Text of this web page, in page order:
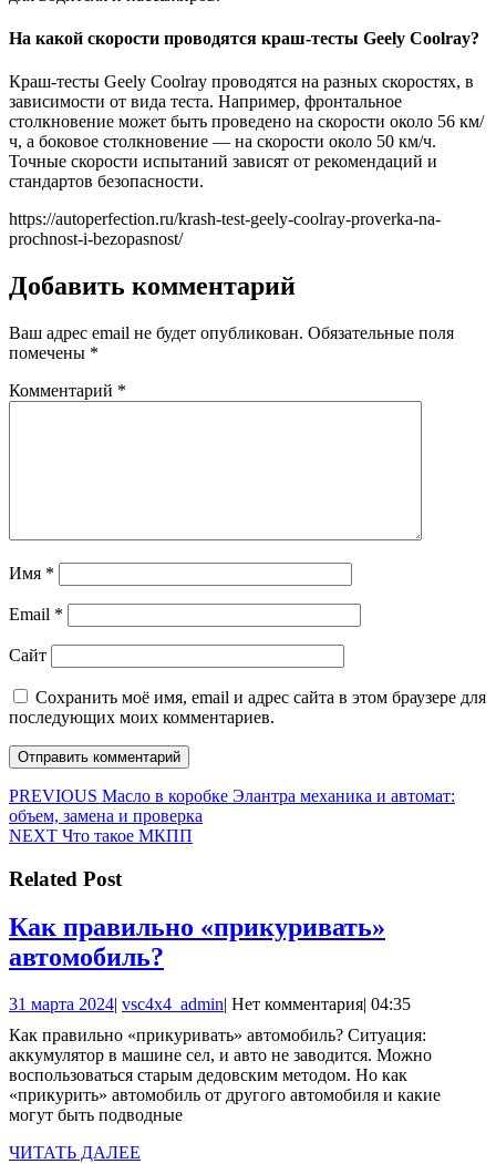
На какой скорости проводятся краш-тесты Geely Coolray?
Краш-тесты Geely Coolray проводятся на разных скоростях, в
зависимости от вида теста. Например, фронтальное
столкновение может быть проведено на скорости около 56 км/
ч, а боковое столкновение — на скорости около 50 км/ч.
Точные скорости испытаний зависят от рекомендаций и
стандартов безопасности.
https://autoperfection.ru/krash-test-geely-coolray-proverka-na-
prochnost-i-bezopasnost/
Добавить комментарий
Ваш адрес email не будет опубликован. Обязательные поля
помечены *
Комментарий *
Имя *
Email *
Сайт
Сохранить моё имя, email и адрес сайта в этом браузере для
последующих моих комментариев.
Навигация
по
PREVIOUS Предыдущая
запись:
Масло в коробке Элантра механика и автомат:
объем, замена и проверка
NEXT Следующая
Что такое МКПП
Related Post
Как правильно «прикуривать»
автомобиль?
«прикуривать»
автомобиль?
31 марта 202431
2024
| vsc4x4_adminvsc4x4_admin
| Нет комментария| 04:35
Как правильно «прикуривать» автомобиль? Ситуация:
аккумулятор в машине сел, и авто не заводится. Можно
воспользоваться старым дедовским методом. Но как
«прикурить» автомобиль от другого автомобиля и какие
могут быть подводные
ЧИТАТЬ ДАЛЕЕ